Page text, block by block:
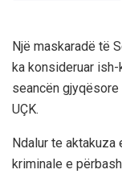
Një maskaradë të
ka konsideruar
seancën
UÇK.
Ndalur te aktakuza
kriminale e